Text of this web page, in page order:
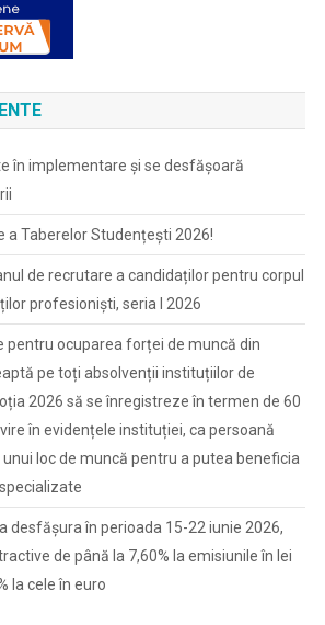
în implementare și se desfășoară
a Taberelor Studențești 2026!
de recrutare a candidaților pentru corpul
profesioniști, seria I 2026
pentru ocuparea forței de muncă din
pe toți absolvenții instituțiilor de
2026 să se înregistreze în termen de 60
în evidențele instituției, ca persoană
loc de muncă pentru a putea beneficia
desfășura în perioada 15-22 iunie 2026,
de până la 7,60% la emisiunile în lei
la cele în euro